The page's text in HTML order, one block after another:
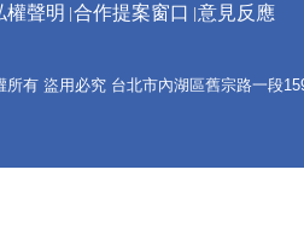
權聲明 合作提案窗口 意見反應
有 盜用必究 台北市內湖區舊宗路一段